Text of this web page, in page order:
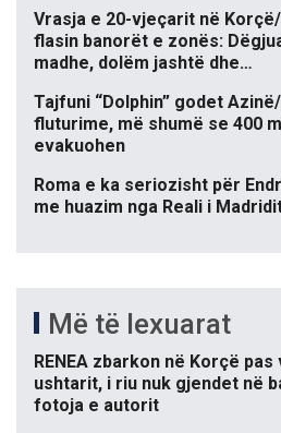
Vrasja e 20-vjeçarit në
flasin banorët e zonës:
madhe, dolëm jashtë dhe…
Tajfuni “Dolphin” godet
fluturime, më shumë se 400
evakuohen
Roma e ka seriozisht për
me huazim nga Reali i
Më të lexuarat
RENEA zbarkon në Korçë
ushtarit, i riu nuk gjendet në
fotoja e autorit